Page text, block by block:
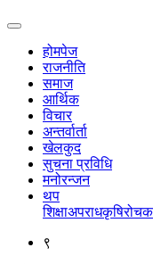
होमपेज
राजनीति
समाज
आर्थिक
विचार
अन्तर्वार्ता
खेलकुद
सुचना प्रविधि
मनोरन्जन
थप
शिक्षाअपराधकृषिरोचक
९